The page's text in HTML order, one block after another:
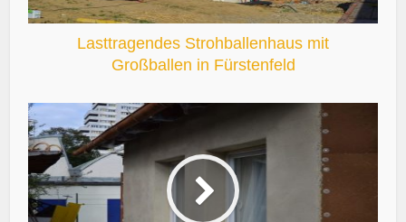
Lasttragendes Strohballenhaus mit
Großballen in Fürstenfeld